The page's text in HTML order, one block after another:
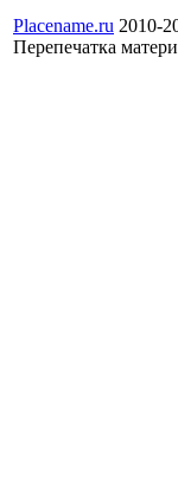
Placename.ru 2010-
Перепечатка